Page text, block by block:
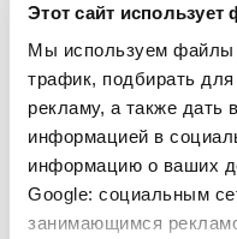
Этот сайт
Мы используем файлы
трафик, подбирать
рекламу, а также дать
информацией в
информацию о ваших
Google: социальным
занимающимся
Page 1 of 10
Солнечная